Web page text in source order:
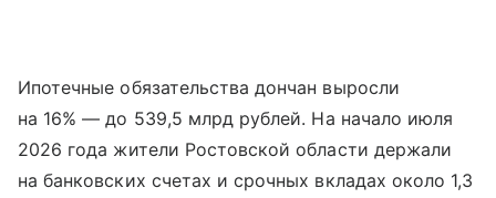
Ипотечные обязательства дончан выросли
на 16% — до 539,5 млрд рублей. На начало июля
2026 года жители Ростовской области держали
на банковских счетах и срочных вкладах около 1,3